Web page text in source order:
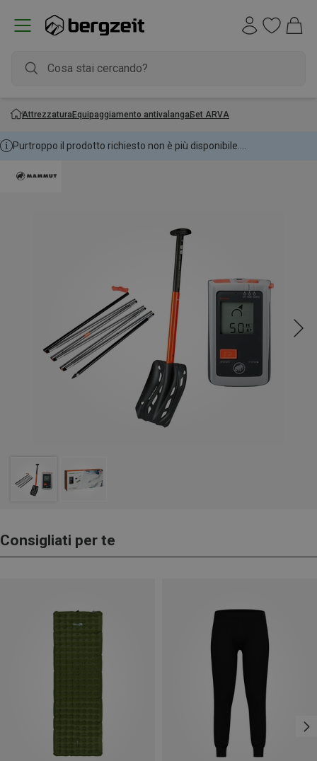
AttrezzaturaEquipaggiamento antivalangaSet ARVA
Purtroppo il prodotto richiesto non è più disponibile....
Consigliati per te